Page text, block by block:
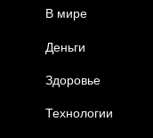
В мире
Деньги
Здоровье
Технологии